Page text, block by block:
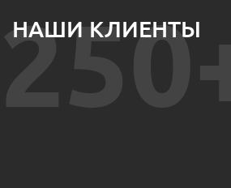
НАШИ КЛИЕНТЫ